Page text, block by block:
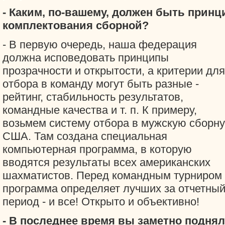
- Каким, по-вашему, должен быть
комплектования сборной?
- В первую очередь, наша федерация
должна исповедовать принципы
прозрачности и открытости, а критерии для
отбора в команду могут быть разные -
рейтинг, стабильность результатов,
командные качества и т. п. К примеру,
возьмем систему отбора в мужскую
США. Там создана специальная
компьютерная программа, в которую
вводятся результаты всех американских
шахматистов. Перед командным турниром
программа определяет лучших за отчетный
период - и все! Открыто и объективно!
- В последнее время вы заметно